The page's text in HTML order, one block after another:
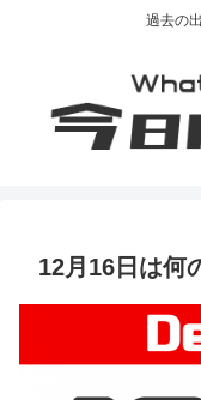
過去の
12月16日は何